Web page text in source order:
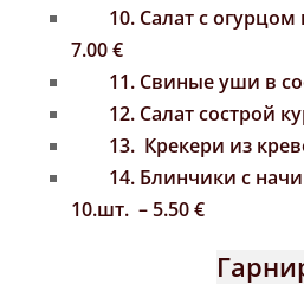
10. Салат с огурцом
7.00 €
11. Свиные уши в
12. Салат сострой
13. Крекери из
14. Блинчики с
10.шт. – 5.50 €